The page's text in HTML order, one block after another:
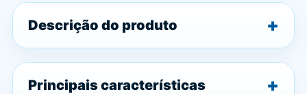
Descrição do produto
Principais características